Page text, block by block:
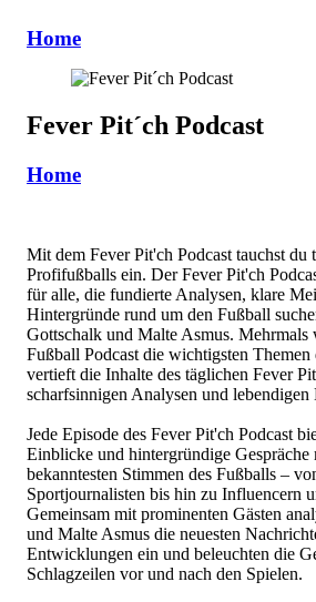
Home
Fever Pit´ch Podcast
Home
Mit dem Fever Pit'ch Podcast tauchst du
Profifußballs ein. Der Fever Pit'ch
für alle, die fundierte Analysen, klare
Hintergründe rund um den Fußball
Gottschalk und Malte Asmus.
Fußball Podcast die wichtigsten
vertieft die Inhalte des täglichen Fever
scharfsinnigen Analysen und lebendigen
Jede Episode des Fever Pit'ch Podcast
Einblicke und hintergründige Gespräche
bekanntesten Stimmen des Fußballs –
Sportjournalisten bis hin zu Influencern
Gemeinsam mit prominenten Gästen
und Malte Asmus die neuesten
Entwicklungen ein und beleuchten die
Schlagzeilen vor und nach den Spielen.